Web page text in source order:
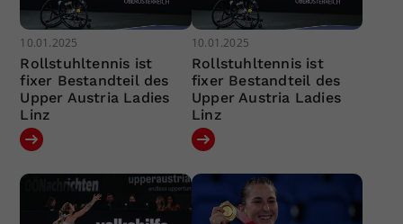
10.01.2025
Rollstuhltennis ist
fixer Bestandteil des
Upper Austria Ladies
Linz
10.01.2025
Rollstuhltennis ist
fixer Bestandteil des
Upper Austria Ladies
Linz